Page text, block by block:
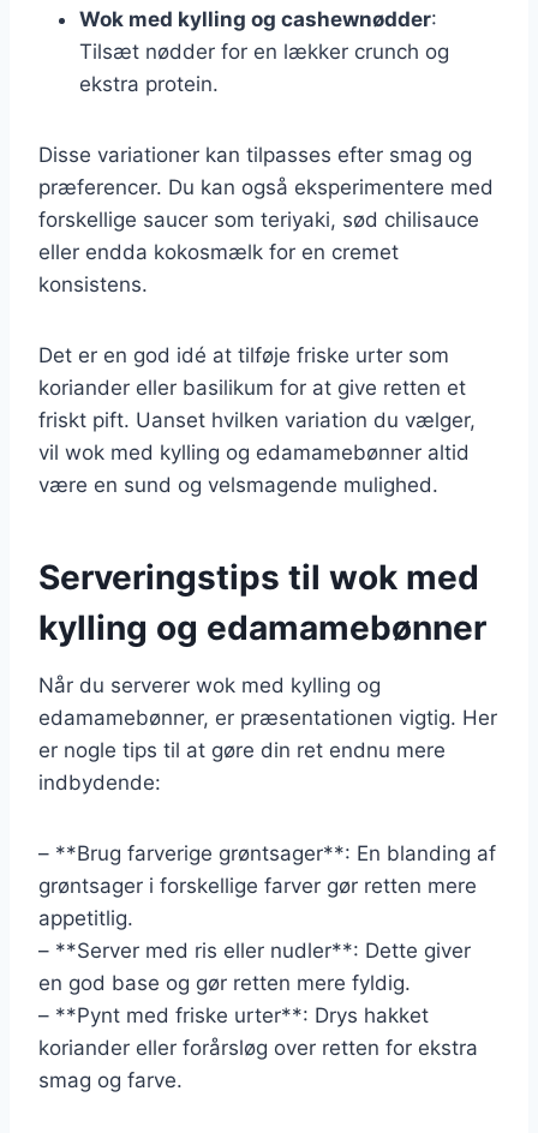
Wok med kylling og cashewnødder:
Tilsæt nødder for en lækker crunch og
ekstra protein.
Disse variationer kan tilpasses efter smag og
præferencer. Du kan også eksperimentere med
forskellige saucer som teriyaki, sød chilisauce
eller endda kokosmælk for en cremet
konsistens.
Det er en god idé at tilføje friske urter som
koriander eller basilikum for at give retten et
friskt pift. Uanset hvilken variation du vælger,
vil wok med kylling og edamamebønner altid
være en sund og velsmagende mulighed.
Serveringstips til wok med
kylling og edamamebønner
Når du serverer wok med kylling og
edamamebønner, er præsentationen vigtig. Her
er nogle tips til at gøre din ret endnu mere
indbydende:
– **Brug farverige grøntsager**: En blanding af
grøntsager i forskellige farver gør retten mere
appetitlig.
– **Server med ris eller nudler**: Dette giver
en god base og gør retten mere fyldig.
– **Pynt med friske urter**: Drys hakket
koriander eller forårsløg over retten for ekstra
smag og farve.